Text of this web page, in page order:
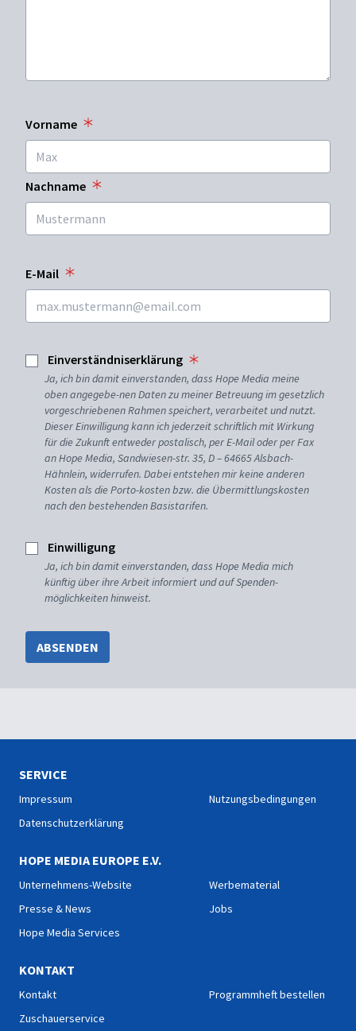
Vorname
Nachname
E-Mail
Einverständniserklärung
Ja, ich bin damit einverstanden, dass Hope Media meine
oben angegebe-nen Daten zu meiner Betreuung im gesetzlich
vorgeschriebenen Rahmen speichert, verarbeitet und nutzt.
Dieser Einwilligung kann ich jederzeit schriftlich mit Wirkung
für die Zukunft entweder postalisch, per E-Mail oder per Fax
an Hope Media, Sandwiesen-str. 35, D – 64665 Alsbach-
Hähnlein, widerrufen. Dabei entstehen mir keine anderen
Kosten als die Porto-kosten bzw. die Übermittlungskosten
nach den bestehenden Basistarifen.
Einwilligung
Ja, ich bin damit einverstanden, dass Hope Media mich
künftig über ihre Arbeit informiert und auf Spenden-
möglichkeiten hinweist.
ABSENDEN
SERVICE
Impressum
Datenschutzerklärung
Nutzungsbedingungen
HOPE MEDIA EUROPE E.V.
Unternehmens-Website
Presse & News
Hope Media Services
Werbematerial
Jobs
KONTAKT
Kontakt
Zuschauerservice
Programmheft bestellen